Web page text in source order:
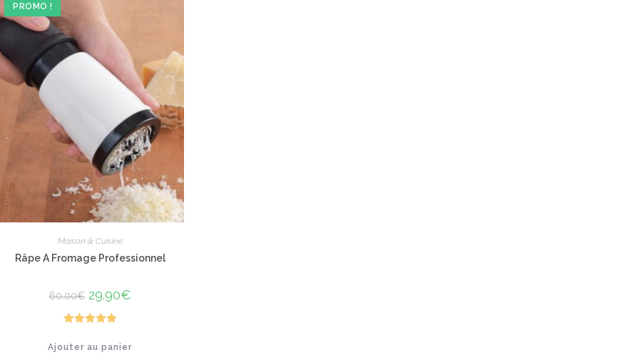
PROMO !
Maison & Cuisine
Râpe A Fromage Professionnel
60.00€ Le
prix
initial
était :
29.90€Le
sur 5
Ajouter au panier